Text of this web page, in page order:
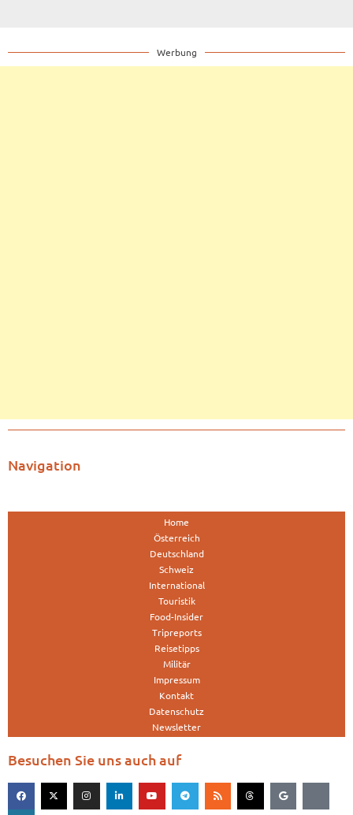
Werbung
Navigation
Home
Österreich
Deutschland
Schweiz
International
Touristik
Food-Insider
Tripreports
Reisetipps
Militär
Impressum
Kontakt
Datenschutz
Newsletter
Besuchen Sie uns auch auf